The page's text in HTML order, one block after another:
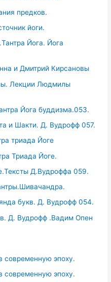
предков.
йоги.
Йога. Йога
и Дмитрий Кирсановы
Лекции Людмилы
Йога буддизма.053.
и Шакти. Д. Вудрофф 057.
триада Йоге
Триада Йоге.
Д.Вудроффа 059.
букв. Д. Вудрофф 054.
Д. Вудрофф .Вадим Опен
современную эпоху.
современную эпоху.